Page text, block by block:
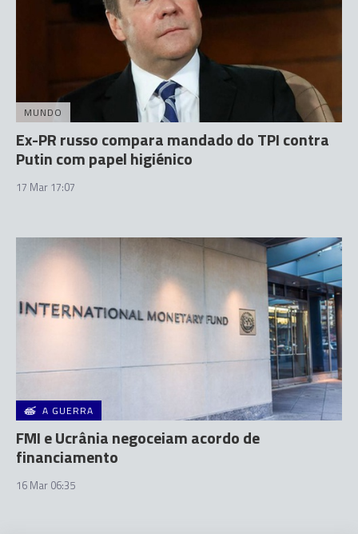
MUNDO
Ex-PR russo compara mandado do TPI contra
Putin com papel higiénico
17 Mar 17:07
A GUERRA
FMI e Ucrânia negoceiam acordo de
financiamento
16 Mar 06:35